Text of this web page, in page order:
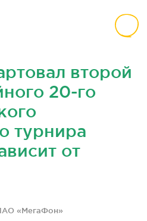
второй
20-го
турнира
от
«МегаФон»